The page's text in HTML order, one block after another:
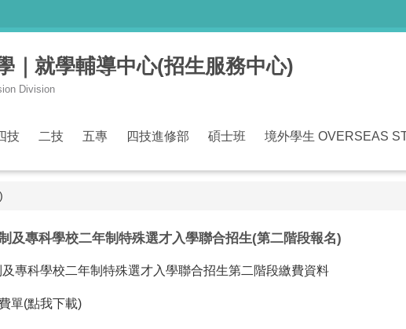
｜就學輔導中心(招生服務中心)
Division
技 二技 五專 四技進修部 碩士班 境外學生 OVERSEAS
及專科學校二年制特殊選才入學聯合招生(第二階段報名)
專科學校二年制特殊選才入學聯合招生第二階段繳費資料
單(點我下載)